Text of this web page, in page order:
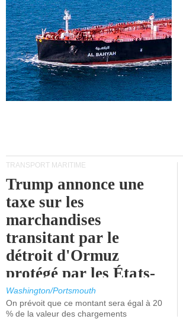
TRANSPORT MARITIME
Trump annonce une
taxe sur les
marchandises
transitant par le
détroit d'Ormuz
protégé par les États-
Unis.
Washington/Portsmouth
On prévoit que ce montant sera égal à 20
% de la valeur des chargements